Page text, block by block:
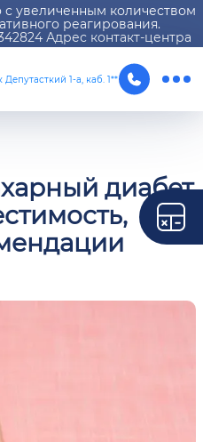
увеличенным количеством
реагирования.
Адрес контакт-центра
1-а, каб. 1**
диабет